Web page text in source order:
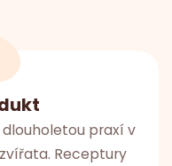
praxí v
Receptury